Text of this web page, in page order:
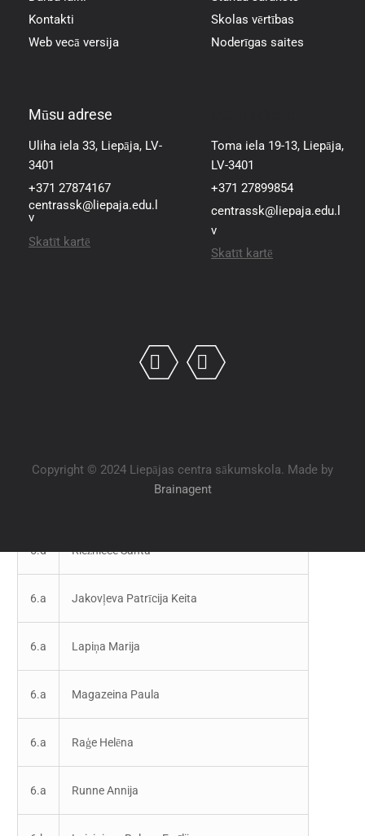
5.c Jaunzeme Daniela
5.c Krētainis Kristaps
5.c
5.c Meļķe Elena
Zīverte Lauma
5.d Riežniece Santa
6.a Jakovļeva Patrīcija Keita
6.a Lapiņa Marija
6.a Magazeina Paula
6.a Raģe Helēna
6.a Runne Annija
Kontakti
Web vecā versija
Skolas vērtības
Noderīgas saites
Mūsu adrese
Uliha iela 33, Liepāja, LV-
3401
+371 27874167
centrassk@liepaja.edu.l
v
Skatīt kartē
Toma iela 19-13, Liepāja,
LV-3401
+371 27899854
centrassk@liepaja.edu.l
v
Skatīt kartē
Copyright © 2024 Liepājas centra sākumskola. Made by
Brainagent